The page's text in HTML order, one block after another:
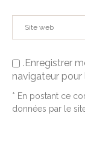
.Enregistrer
navigateur pour
* En postant ce
données par le